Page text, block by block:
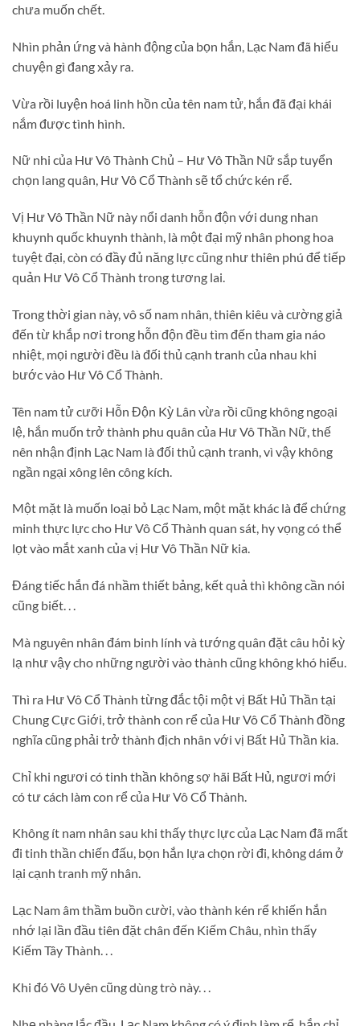
chưa muốn chết.
Nhìn phản ứng và hành động của bọn hắn, Lạc Nam đã hiểu
chuyện gì đang xảy ra.
Vừa rồi luyện hoá linh hồn của tên nam tử, hắn đã đại khái
nắm được tình hình.
Nữ nhi của Hư Vô Thành Chủ – Hư Vô Thần Nữ sắp tuyển
chọn lang quân, Hư Vô Cổ Thành sẽ tổ chức kén rể.
Vị Hư Vô Thần Nữ này nổi danh hỗn độn với dung nhan
khuynh quốc khuynh thành, là một đại mỹ nhân phong hoa
tuyệt đại, còn có đầy đủ năng lực cũng như thiên phú để tiếp
quản Hư Vô Cổ Thành trong tương lai.
Trong thời gian này, vô số nam nhân, thiên kiêu và cường giả
đến từ khắp nơi trong hỗn độn đều tìm đến tham gia náo
nhiệt, mọi người đều là đối thủ cạnh tranh của nhau khi
bước vào Hư Vô Cổ Thành.
Tên nam tử cưỡi Hỗn Độn Kỳ Lân vừa rồi cũng không ngoại
lệ, hắn muốn trở thành phu quân của Hư Vô Thần Nữ, thế
nên nhận định Lạc Nam là đối thủ cạnh tranh, vì vậy không
ngần ngại xông lên công kích.
Một mặt là muốn loại bỏ Lạc Nam, một mặt khác là để chứng
minh thực lực cho Hư Vô Cổ Thành quan sát, hy vọng có thể
lọt vào mắt xanh của vị Hư Vô Thần Nữ kia.
Đáng tiếc hắn đá nhầm thiết bảng, kết quả thì không cần nói
cũng biết. . .
Mà nguyên nhân đám binh lính và tướng quân đặt câu hỏi kỳ
lạ như vậy cho những người vào thành cũng không khó hiểu.
Thì ra Hư Vô Cổ Thành từng đắc tội một vị Bất Hủ Thần tại
Chung Cực Giới, trở thành con rể của Hư Vô Cổ Thành đồng
nghĩa cũng phải trở thành địch nhân với vị Bất Hủ Thần kia.
Chỉ khi ngươi có tinh thần không sợ hãi Bất Hủ, ngươi mới
có tư cách làm con rể của Hư Vô Cổ Thành.
Không ít nam nhân sau khi thấy thực lực của Lạc Nam đã mất
đi tinh thần chiến đấu, bọn hắn lựa chọn rời đi, không dám ở
lại cạnh tranh mỹ nhân.
Lạc Nam âm thầm buồn cười, vào thành kén rể khiến hắn
nhớ lại lần đầu tiên đặt chân đến Kiếm Châu, nhìn thấy
Kiếm Tây Thành. . .
Khi đó Vô Uyên cũng dùng trò này. . .